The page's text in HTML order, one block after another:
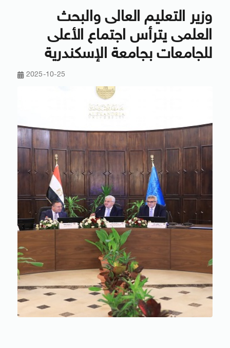
وزير التعليم العالى والبحث
العلمى يترأس اجتماع الأعلى
للجامعات بجامعة الإسكندرية
2025-10-25